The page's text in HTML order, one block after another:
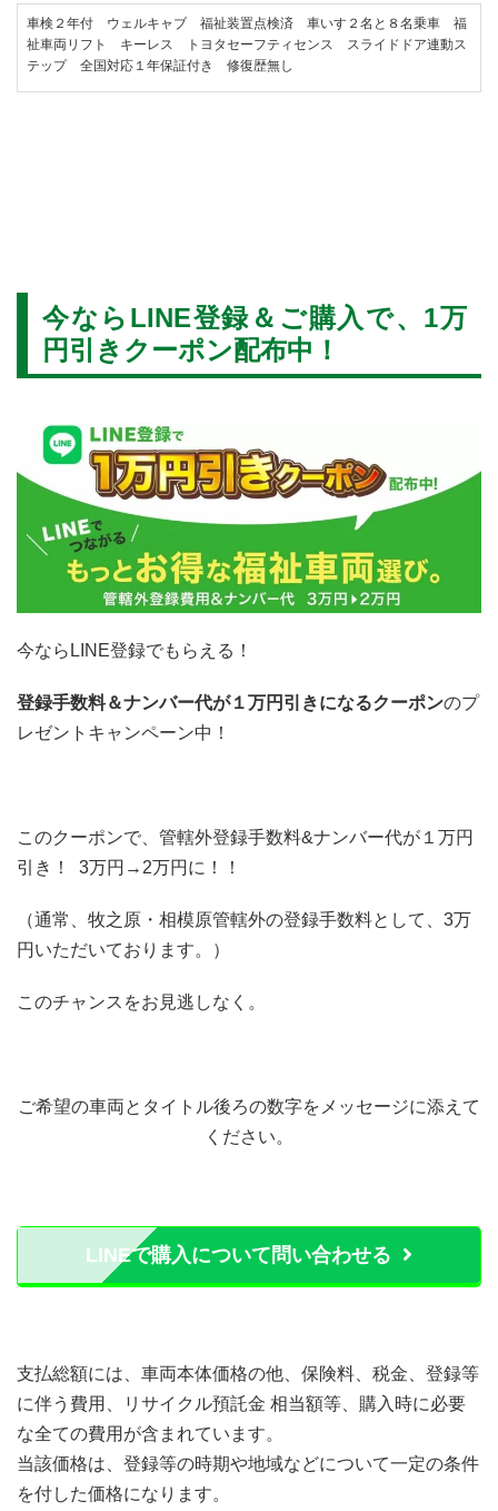
車検２年付 ウェルキャブ 福祉装置点検済 車いす２名と８名乗車 福
祉車両リフト キーレス トヨタセーフティセンス スライドドア連動ス
テップ 全国対応１年保証付き 修復歴無し
今ならLINE登録＆ご購入で、1万
円引きクーポン配布中！
今ならLINE登録でもらえる！
登録手数料＆ナンバー代が１万円引きになるクーポンのプ
レゼントキャンペーン中！
このクーポンで、管轄外登録手数料&ナンバー代が１万円
引き！ 3万円→2万円に！！
（通常、牧之原・相模原管轄外の登録手数料として、3万
円いただいております。）
このチャンスをお見逃しなく。
ご希望の車両とタイトル後ろの数字をメッセージに添えて
ください。
LINEで購入について問い合わせる
支払総額には、車両本体価格の他、保険料、税金、登録等
に伴う費用、リサイクル預託金 相当額等、購入時に必要
な全ての費用が含まれています。
当該価格は、登録等の時期や地域などについて一定の条件
を付した価格になります。